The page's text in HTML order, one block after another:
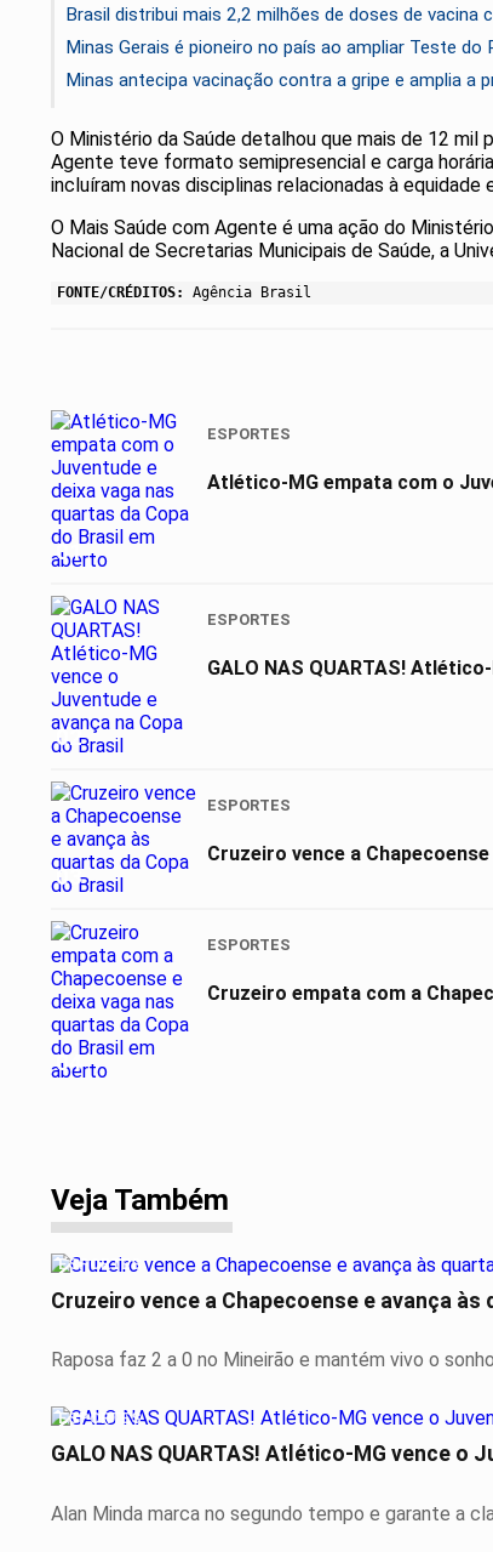
Brasil distribui mais 2,2 milhões de doses de
Minas Gerais é pioneiro no país ao ampliar Teste do
Minas antecipa vacinação contra a gripe e amplia a
O Ministério da Saúde detalhou que mais de 12
Agente teve formato semipresencial e carga
incluíram novas disciplinas relacionadas à
O Mais Saúde com Agente é uma ação do
Nacional de Secretarias Municipais de Saúde, a
FONTE/CRÉDITOS: Agência Brasil
01
ESPORTES
Atlético-MG empata com o
02
ESPORTES
GALO NAS QUARTAS!
03
ESPORTES
Cruzeiro vence a
04
ESPORTES
Cruzeiro empata com a
Veja Também
ESPORTES
Cruzeiro vence a Chapecoense e avança às
Raposa faz 2 a 0 no Mineirão e mantém vivo o
ESPORTES
GALO NAS QUARTAS! Atlético-MG vence o
Alan Minda marca no segundo tempo e garante a